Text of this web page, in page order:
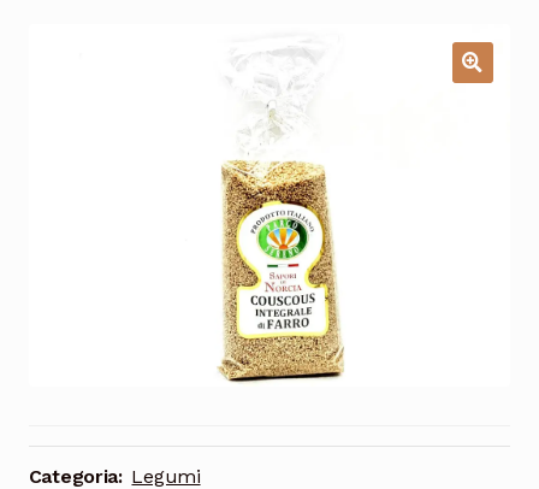
Categoria: Legumi